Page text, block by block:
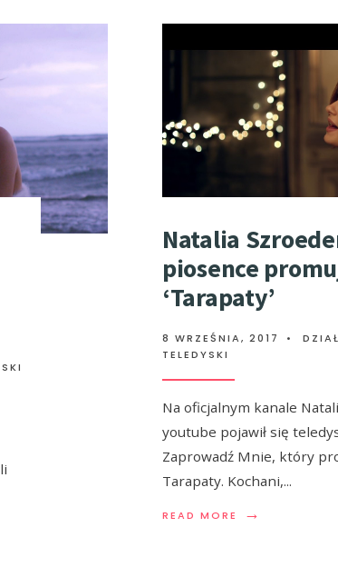
Natalia
piosence
‘Tarapaty’
8 WRZEŚNIA, 2017 •
TELEDYSKI
Na oficjalnym kanale
youtube pojawił się
Zaprowadź Mnie, który
Tarapaty. Kochani,...
READ MORE →